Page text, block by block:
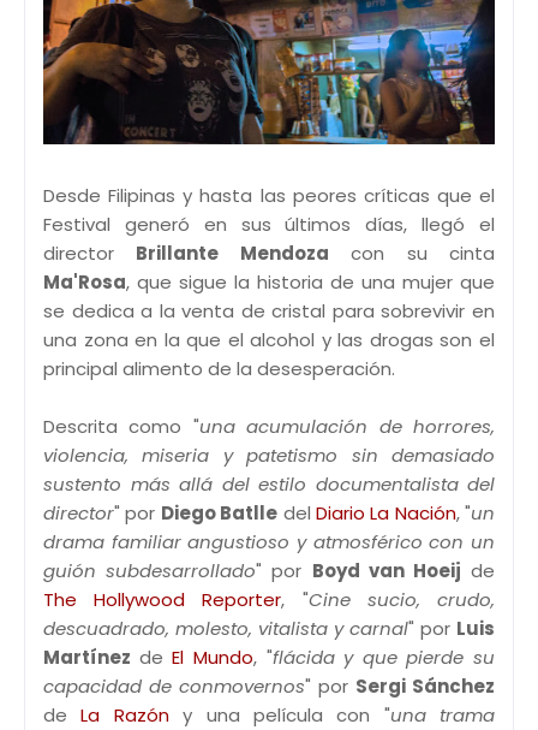
Desde Filipinas y hasta las peores críticas que el
Festival generó en sus últimos días, llegó el
director Brillante Mendoza con su cinta
Ma'Rosa, que sigue la historia de una mujer que
se dedica a la venta de cristal para sobrevivir en
una zona en la que el alcohol y las drogas son el
principal alimento de la desesperación.
Descrita como "una acumulación de horrores,
violencia, miseria y patetismo sin demasiado
sustento más allá del estilo documentalista del
director" por Diego Batlle del Diario La Nación, "un
drama familiar angustioso y atmosférico con un
guión subdesarrollado" por Boyd van Hoeij de
The Hollywood Reporter, "Cine sucio, crudo,
descuadrado, molesto, vitalista y carnal" por Luis
Martínez deEl Mundo, "flácida y que pierde su
capacidad de conmovernos" por Sergi Sánchez
deLa Razóny una película con "una trama